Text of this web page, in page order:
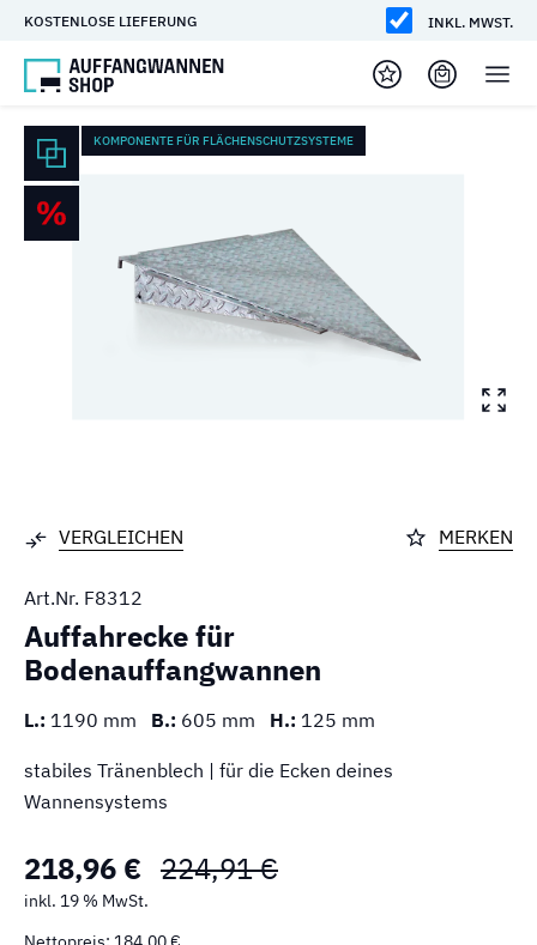
KOSTENLOSE LIEFERUNG INKL. MWST.
KOMPONENTE FÜR FLÄCHENSCHUTZSYSTEME
VERGLEICHEN MERKEN
Art.Nr. F8312
Auffahrecke für
Bodenauffangwannen
L.: 1190 mm B.: 605 mm H.: 125 mm
stabiles Tränenblech | für die Ecken deines
Wannensystems
218,96 € 224,91 €
inkl. 19 % MwSt.